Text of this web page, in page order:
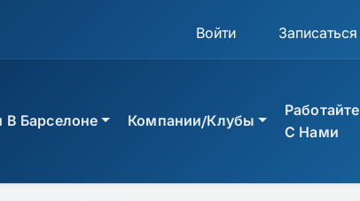
Войти Записаться
Барселоне Компании/Клубы
Работайте
С Нами